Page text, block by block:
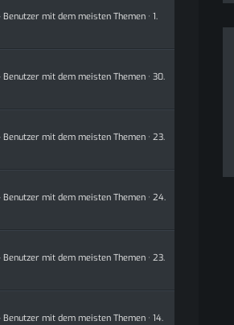
Benutzer mit dem meisten Themen 1.
Benutzer mit dem meisten Themen 30.
Benutzer mit dem meisten Themen 23.
Benutzer mit dem meisten Themen 24.
Benutzer mit dem meisten Themen 23.
Benutzer mit dem meisten Themen 14.